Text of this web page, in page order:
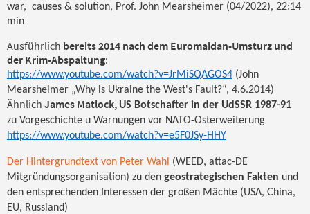
war, causes & solution, Prof. John Mearsheimer (04/2022), 22:14
min
Ausführlich bereits 2014 nach dem Euromaidan-Umsturz und
der Krim-Abspaltung:
https://www.youtube.com/watch?v=JrMiSQAGOS4 (John
Mearsheimer „Why is Ukraine the West's Fault?“, 4.6.2014)
Ähnlich James Matlock,US Botschafter in der UdSSR 1987-91
zu Vorgeschichte u Warnungen vor NATO-Osterweiterung
https://www.youtube.com/watch?v=e5F0JSy-HHY
Der Hintergrundtext von Peter Wahl (WEED, attac-DE
Mitgründungsorganisation) zu den geostrategischen Fakten und
den entsprechenden Interessen der großen Mächte (USA, China,
EU, Russland)